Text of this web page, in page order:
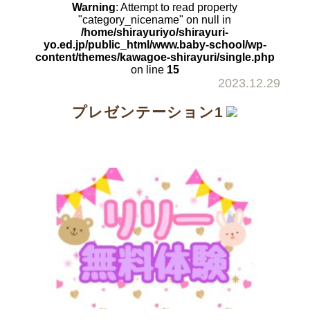
Warning: Attempt to read property
"category_nicename" on null in
/home/shirayuriyo/shirayuri-
yo.ed.jp/public_html/www.baby-school/wp-
content/themes/kawagoe-shirayuri/single.php
on line 15
2023.12.29
プレゼンテーション1